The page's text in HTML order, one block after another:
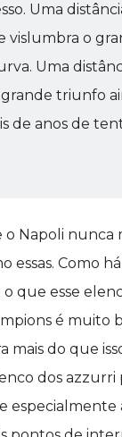
Uma
vislumbra o
Uma
triunfo
de anos de
Napoli nunca
essas. Como
que esse
é muito
mais do que
dos
especialmente